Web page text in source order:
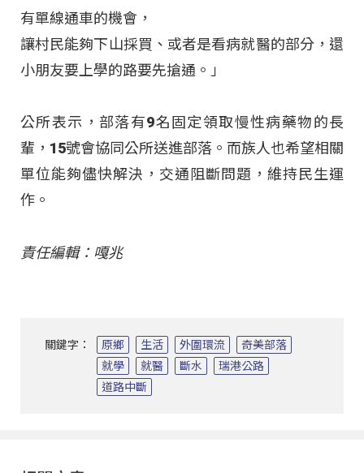
有單線通車的機會，
讓村民能夠下山採買、或者是看病就醫的部分，還
小朋友要上學的路要先搶通。」
公所表示，部落有9名固定領取慢性病藥物的長
輩，15號會協同公所送進部落。而族人也希望相關
單位能夠儘快解決，交通阻斷問題，維持民生運
作。
責任編輯：嘎兆
關鍵字： 原鄉 生活 外圍環流
奇美部落
就學
就醫 斷水
瑞港公路
道路中斷